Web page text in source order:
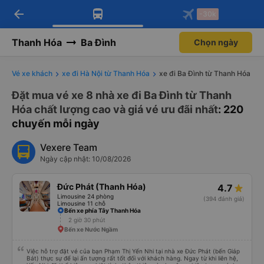
Tải app Vexere ngay!
Nhận ưu đãi thành viên độc
Mở app
Tải app Vexere
-30k/ghế khi đặt vé máy bay qua
Mở app
arrow_back -30k
Thanh Hóa Ba Đình Chọn ngày
Vé xe khách xe đi Hà Nội từ Thanh Hóa xe đi Ba Đình từ Thanh Hóa
Đặt mua vé xe 8 nhà xe đi Ba Đình từ Thanh
Hóa chất lượng cao và giá vé ưu đãi nhất: 220
chuyến mỗi ngày
Vexere Team
Ngày cập nhật: 10/08/2026
Đức Phát (Thanh Hóa)
Limousine 24 phòng
Limousine 11 chỗ
4.7
(394 đánh giá)
Bến xe phía Tây Thanh Hóa
2 giờ 30 phút
Bến xe Nước Ngầm
Việc hỗ trợ đặt vé của bạn Phạm Thị Yến Nhi tại nhà xe Đức Phát (bến Giáp
Bát) thực sự để lại ấn tượng rất tốt đối với khách hàng. Ngay từ khi liên hệ,